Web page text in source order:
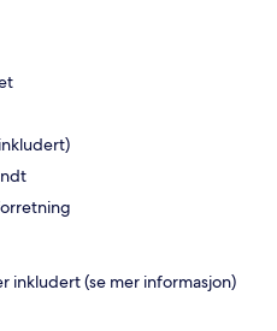
inkludert (se mer informasjon)